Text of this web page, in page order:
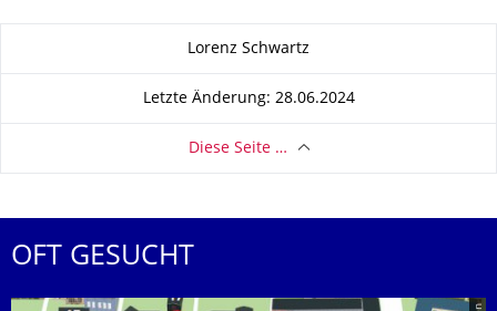
Lorenz Schwartz
Letzte Änderung: 28.06.2024
Diese Seite …
OFT GESUCHT